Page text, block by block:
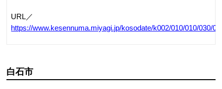
URL／
https://www.kesennuma.miyagi.jp/kosodate/k002/010/010/030/
白石市